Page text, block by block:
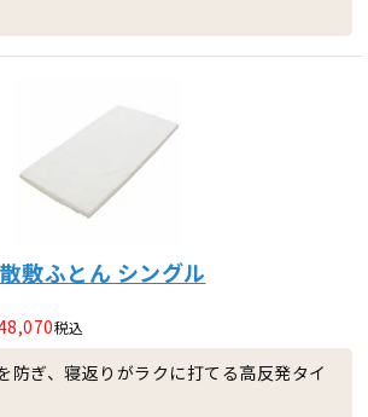
敷ふとん シングル
税込
防ぎ、寝返りがラクに打てる高反発タイ